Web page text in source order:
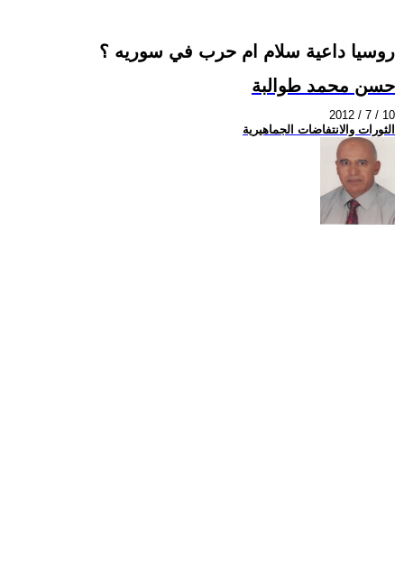
روسيا داعية سلام ام حرب في سوريه ؟
حسن محمد طوالبة
2012 / 7 / 10
الثورات والانتفاضات الجماهيرية